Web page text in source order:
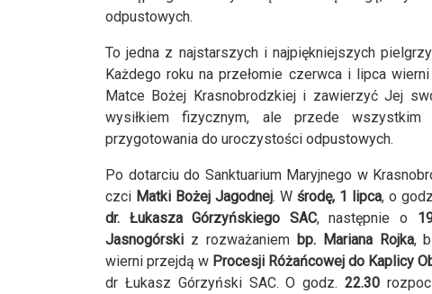
odpustowych.
To jedna z najstarszych i najpiękniejszych
Każdego roku na przełomie czerwca i lipca
Matce Bożej Krasnobrodzkiej i zawierzyć Jej
wysiłkiem fizycznym, ale przede
przygotowania do uroczystości odpustowych.
Po dotarciu do Sanktuarium Maryjnego w
czci Matki Bożej Jagodnej. W środę, 1 lipca, o
dr. Łukasza Górzyńskiego SAC, następnie o
Jasnogórski z rozważaniem bp. Mariana Rojka,
wierni przejdą w Procesji Różańcowej do Kaplicy
dr Łukasz Górzyński SAC. O godz.22.30